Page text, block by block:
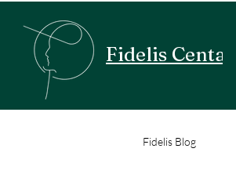
Fidelis Centar
Fidelis Blog